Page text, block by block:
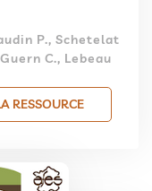
P., Schetelat
C., Lebeau
RESSOURCE